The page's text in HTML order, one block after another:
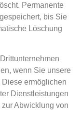
Permanente
bis Sie
Löschung
wenn Sie unsere
ermöglichen
Dienstleistungen
Abwicklung von